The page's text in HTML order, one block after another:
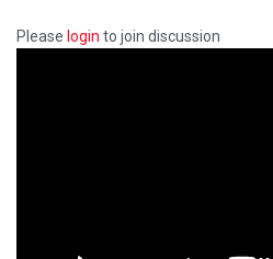
Please login to join discussion